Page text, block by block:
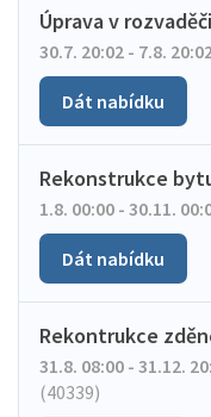
Úprava v
30.7. 20:02 - 7.8.
Dát nabídku
Rekonstrukce
1.8. 00:00 - 30.11.
Dát nabídku
Rekontrukce
31.8. 08:00 - 31.12.
(40339)